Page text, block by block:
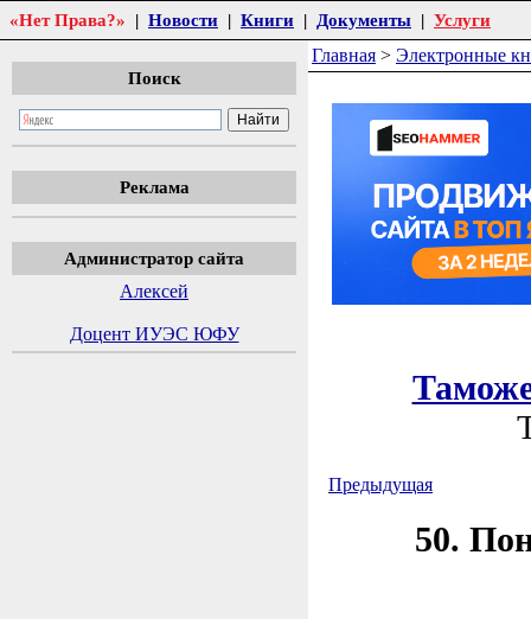
«Нет Права?» | Новости | Книги | Документы | Услуги
Поиск
Реклама
Администратор сайта
Алексей
Доцент ИУЭС ЮФУ
Главная > Электронные
Предыдущая
50.